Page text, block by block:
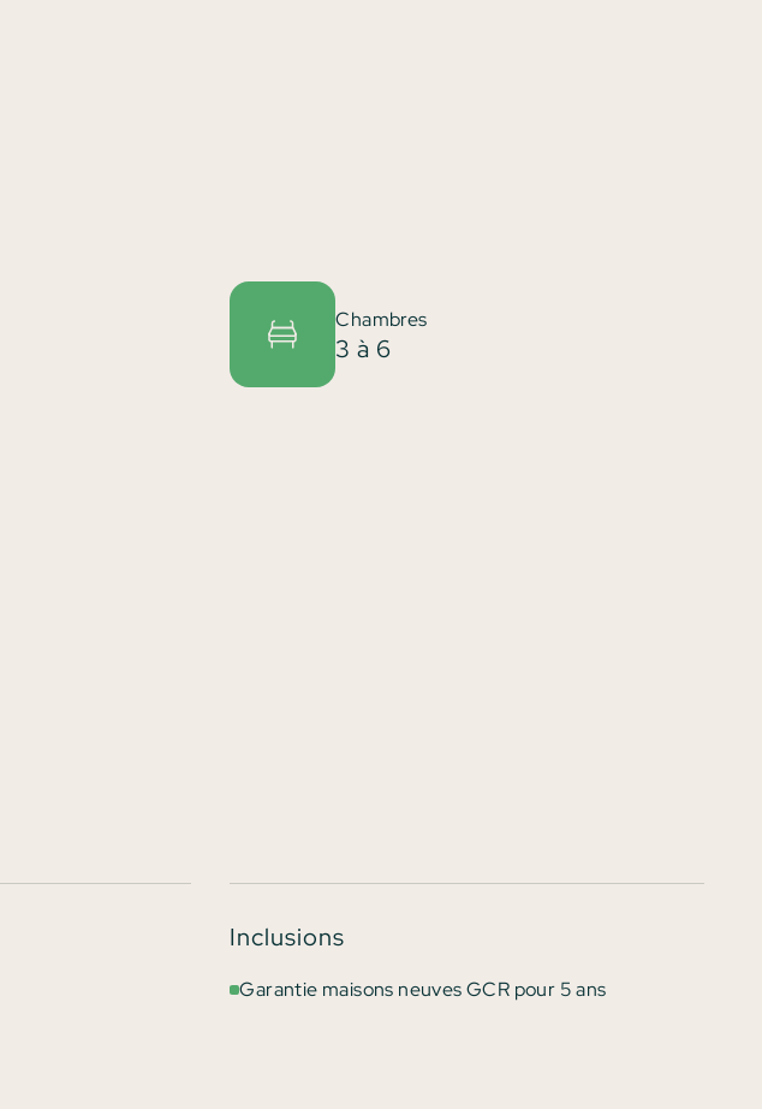
Chambres
3 à 6
Inclusions
Garantie maisons neuves GCR pour 5 ans